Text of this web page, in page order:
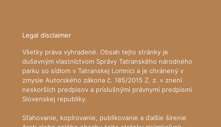
Legal disclaimer
Všetky práva vyhradené. Obsah tejto stránky je
duševným vlastníctvom Správy Tatranského národného
parku so sídlom v Tatranskej Lomnici a je chránený v
zmysle Autorského zákona č. 185/2015 Z. z. v znení
neskorších predpisov a príslušnými právnymi predpismi
Slovenskej republiky.
Sťahovanie, kopírovanie, publikovanie a ďalšie šírenie